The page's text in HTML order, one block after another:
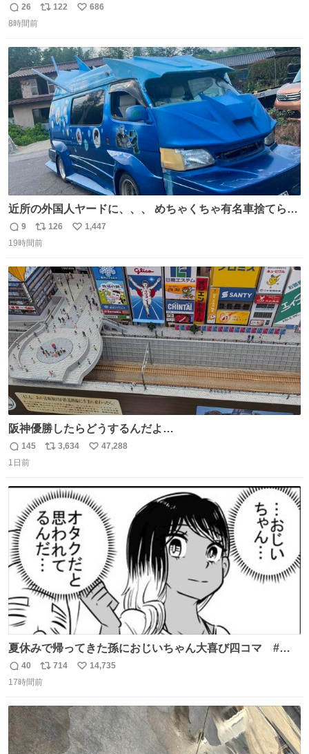
母の郷… 山梨へ遊びに行くのが楽しみでした 母の実家へ 1
ヶ月近く泊まって … … 今の私は 医療従事者 お盆休み？ﾅﾆ
景 淡い記憶 そんな思い出の風景… ありますか？
返
信
26
リ
ト
数
122
い
数
686
8時間前
近所の外国人ヤードに、、、 めちゃくちゃ有名車捨てられ
てました😭 外装ぼろぼろだし、、 中も何にも残ってない
し、、 可哀想に😢😢 今まで数十年お疲れ様でした、、 #バ
返
信
9
リ
ポ
ト
数
126
い
数
1,447
19時間前
阪神優勝したらどうするんだよ…
返
信
145
リ
ト
数
3,634
い
数
47,288
1日前
夏休みで帰ってきた孫におじいちゃん大喜び四コマ #四
コマ漫画 #Web漫画 #漫画が読めるハッシュタグ
返
信
40
リ
ポ
ト
数
714
い
数
14,735
17時間前